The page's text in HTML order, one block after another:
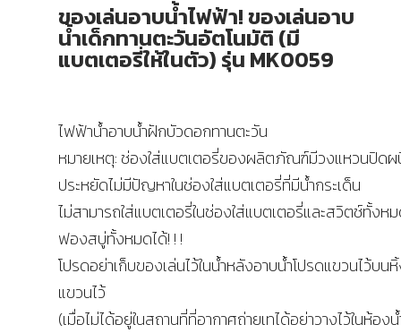
ของเล่นอาบน้ำไฟฟ้า! ของเล่นอาบ
น้ำเด็กทานตะวันอัตโนมัติ (มี
แบตเตอรี่ให้ในตัว) รุ่น MK0059
ไฟฟ้าน้ำอาบน้ำฝักบัวดอกทานตะวัน
หมายเหตุ: ช่องใส่แบตเตอรี่ของผลิตภัณฑ์มีวงแหวนปิด
ประหยัดไม่มีปัญหาในช่องใส่แบตเตอรี่ที่มีน้ำกระเด็น
ไม่สามารถใส่แบตเตอรี่ในช่องใส่แบตเตอรี่และสวิตช์ทั้งห
ฟองสบู่ทั้งหมดได้! ! !
โปรดอย่าเก็บของเล่นไว้ในน้ำหลังอาบน้ำโปรดแขวนไว้บน
แขวนไว้
(เมื่อไม่ได้อยู่ในสถานที่ที่อากาศถ่ายเทได้อย่าวางไว้ในห้อง